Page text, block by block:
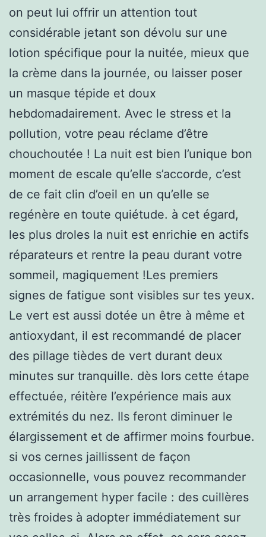
on peut lui offrir un attention tout
considérable jetant son dévolu sur une
lotion spécifique pour la nuitée, mieux que
la crème dans la journée, ou laisser poser
un masque tépide et doux
hebdomadairement. Avec le stress et la
pollution, votre peau réclame d’être
chouchoutée ! La nuit est bien l’unique bon
moment de escale qu’elle s’accorde, c’est
de ce fait clin d’oeil en un qu’elle se
regénère en toute quiétude. à cet égard,
les plus droles la nuit est enrichie en actifs
réparateurs et rentre la peau durant votre
sommeil, magiquement !Les premiers
signes de fatigue sont visibles sur tes yeux.
Le vert est aussi dotée un être à même et
antioxydant, il est recommandé de placer
des pillage tièdes de vert durant deux
minutes sur tranquille. dès lors cette étape
effectuée, réitère l’expérience mais aux
extrémités du nez. Ils feront diminuer le
élargissement et de affirmer moins fourbue.
si vos cernes jaillissent de façon
occasionnelle, vous pouvez recommander
un arrangement hyper facile : des cuillères
très froides à adopter immédiatement sur